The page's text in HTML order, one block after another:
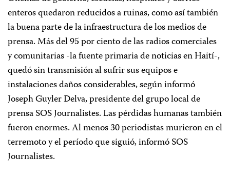
enteros quedaron reducidos a ruinas, como así también
la buena parte de la infraestructura de los medios de
prensa. Más del 95 por ciento de las radios comerciales
y comunitarias -la fuente primaria de noticias en Haití-,
quedó sin transmisión al sufrir sus equipos e
instalaciones daños considerables, según informó
Joseph Guyler Delva, presidente del grupo local de
prensa SOS Journalistes. Las pérdidas humanas también
fueron enormes. Al menos 30 periodistas murieron en el
terremoto y el período que siguió, informó SOS
Journalistes.